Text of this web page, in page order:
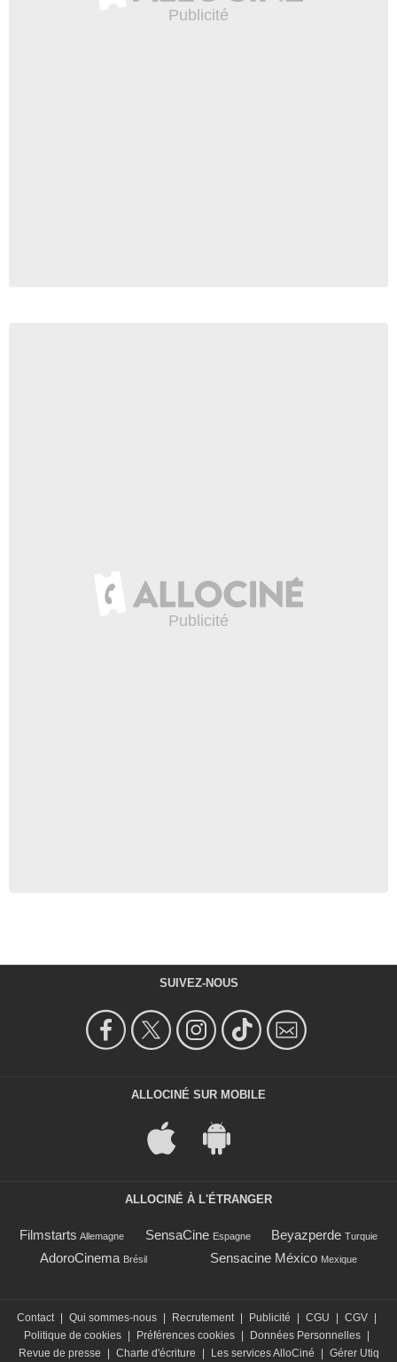
SUIVEZ-NOUS
ALLOCINÉ SUR MOBILE
ALLOCINÉ À L'ÉTRANGER
Filmstarts Allemagne SensaCine Espagne Beyazperde Turquie
AdoroCinema Brésil Sensacine México Mexique
Contact Qui sommes-nous Recrutement Publicité CGU CGV
Politique de cookies
Préférences cookies Données Personnelles
Revue de presse
Charte d'écriture Les services AlloCiné Gérer Utiq